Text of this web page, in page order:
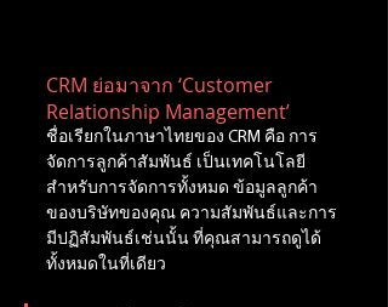
CRM ย่อมาจาก ‘Customer
Relationship Management’
ชื่อเรียกในภาษาไทยของ CRM คือ การ
จัดการลูกค้าสัมพันธ์ เป็นเทคโนโลยี
สำหรับการจัดการทั้งหมด ข้อมูลลูกค้า
ของบริษัทของคุณ ความสัมพันธ์และการ
มีปฏิสัมพันธ์เช่นนั้น ที่คุณสามารถดูได้
ทั้งหมดในที่เดียว